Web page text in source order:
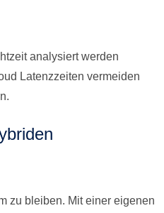
analysiert werden
Latenzzeiten vermeiden
zu bleiben. Mit einer eigenen